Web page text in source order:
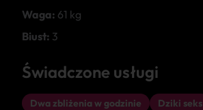
Waga: 61 kg
Biust: 3
Świadczone usługi
Dwa zbliżenia w godzinie
Dziki seks